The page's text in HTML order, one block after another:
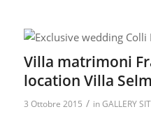
Villa matrimoni
location Villa
3 Ottobre 2015 / inGALLERY